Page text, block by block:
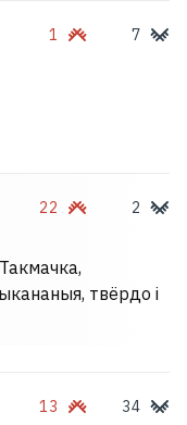
1 7
22 2
твёрдо і
13 34